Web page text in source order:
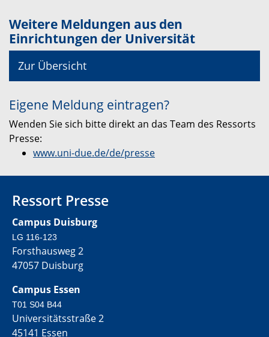
Weitere Meldungen aus den
Einrichtungen der Universität
Zur Übersicht
Eigene Meldung eintragen?
Wenden Sie sich bitte direkt an das Team des Ressorts
Presse:
www.uni-due.de/de/presse
Ressort Presse
Campus Duisburg
LG 116-123
Forsthausweg 2
47057 Duisburg
Campus Essen
T01 S04 B44
Universitätsstraße 2
45141 Essen